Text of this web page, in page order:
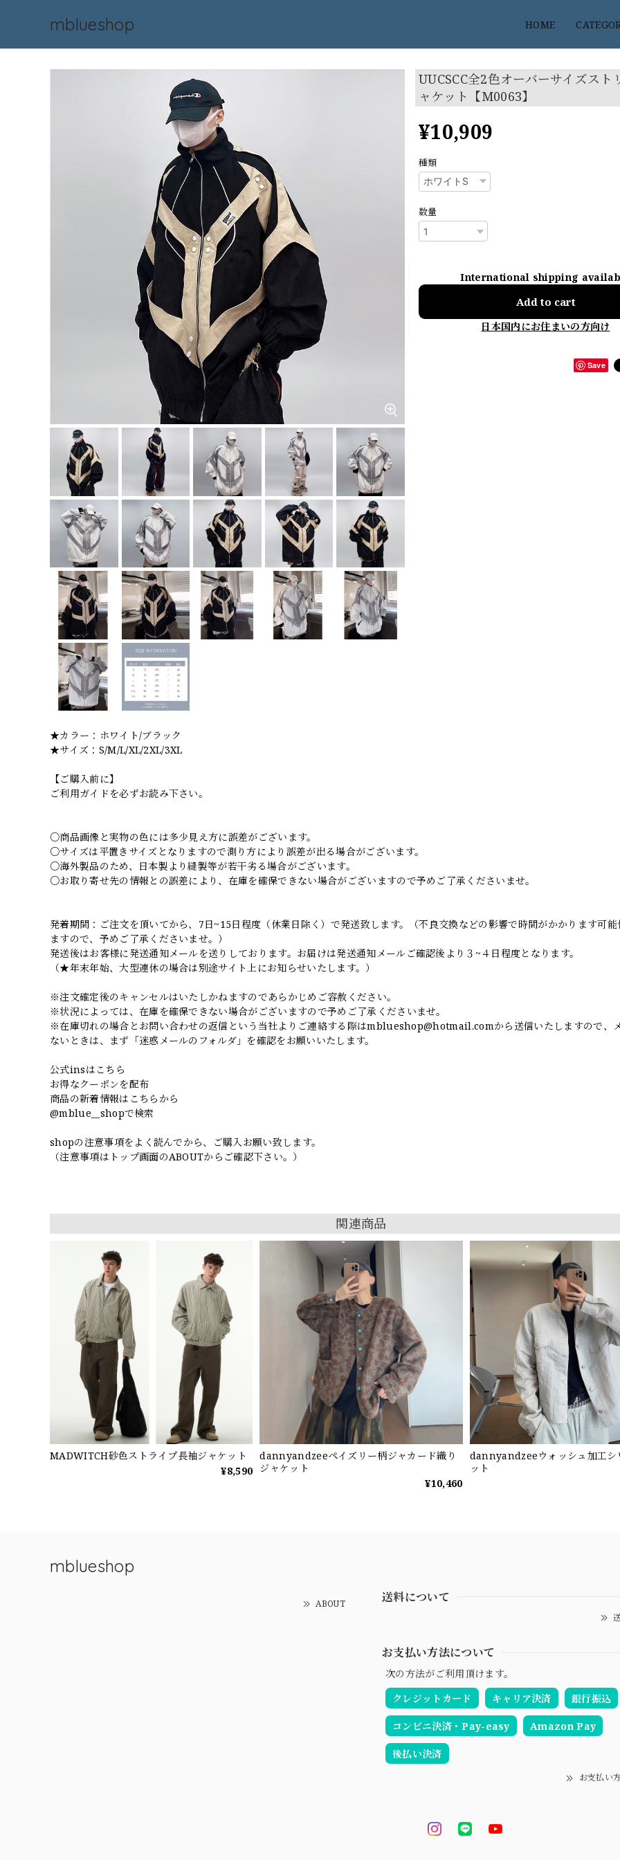
mblueshop HOME
UUCSCC全2色オーバーサイズスト
ャケット【M0063】
¥10,909
種類
数量
International shipping
Add to cart
日本国内にお住まいの方向け
Save
★カラー：ホワイト/ブラック
★サイズ：S/M/L/XL/2XL/3XL
【ご購入前に】
ご利用ガイドを必ずお読み下さい。
○商品画像と実物の色には多少見え方に誤差がございます。
○サイズは平置きサイズとなりますので測り方により誤差が出る場合がございます。
○海外製品のため、日本製より縫製等が若干劣る場合がございます。
○お取り寄せ先の情報との誤差により、在庫を確保できない場合がございますので予めご了承くださいませ。
発着期間：ご注文を頂いてから、7日~15日程度（休業日除く）で発送致します。（不良交換などの影響で時間がかかります可能
ますので、予めご了承くださいませ。）
発送後はお客様に発送通知メールを送りしております。お届けは発送通知メールご確認後より３~４日程度となります。
（★年末年始、大型連休の場合は別途サイト上にお知らせいたします。）
※注文確定後のキャンセルはいたしかねますのであらかじめご容赦ください。
※状況によっては、在庫を確保できない場合がございますので予めご了承くださいませ。
※在庫切れの場合とお問い合わせの返信という当社よりご連絡する際はmblueshop@hotmail.comから送信いたしますので、
ないときは、まず「迷惑メールのフォルダ」を確認をお願いいたします。
公式insはこちら
お得なクーポンを配布
商品の新着情報はこちらから
@mblue__shopで検索
shopの注意事項をよく読んでから、ご購入お願い致します。
（注意事項はトップ画面のABOUTからご確認下さい。）
関連商品
MADWITCH砂色ストライプ長袖ジャケット
¥8,590
dannyandzeeペイズリー柄ジャカード織り
ジャケット
¥10,460
dannyandzeeウォッシュ加工シ
ット
mblueshop
ABOUT 送料について
お支払い方法について
次の方法がご利用頂けます。
クレジットカード
キャリア決済 銀行振込
コンビニ決済・Pay-easy Amazon Pay
後払い決済
お支払い